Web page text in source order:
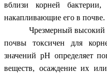
вблизи корней
накапливающие его в почве.
Чрезмерный высокий
почвы токсичен для
значений рH определяет
веществ, осаждение их